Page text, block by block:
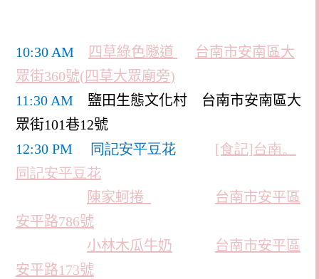
10:30 AM 四草綠色隧道
台南市安南區大
眾街360號(四草大眾廟旁)
11:30 AM 鹽田生態文化村
台南市安南區大
眾街101巷12號
12:30 PM 同記安平豆花 [食記]台南。
同記安平豆花
陳家蚵捲
台南市安平區
安平路786號
小林木瓜牛奶
台南市安平區
安平路173號